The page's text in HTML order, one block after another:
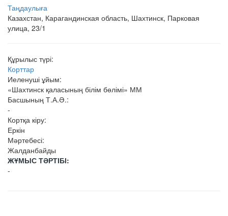
Таңдаулыға
Казахстан, Карагандинская область, Шахтинск, Парковая
улица, 23/1
Құрылыс түрі:
Корттар
Иеленуші ұйым:
«Шахтинск қаласының білім бөлімі» ММ
Басшының Т.А.Ә.:
-
Кортқа кіру:
Еркін
Мәртебесі:
Жалданбайды
ЖҰМЫС ТӘРТІБІ:
-